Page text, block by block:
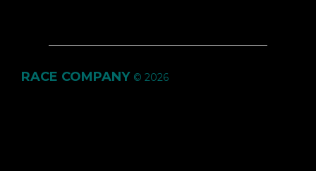
RACE COMPANY © 2026